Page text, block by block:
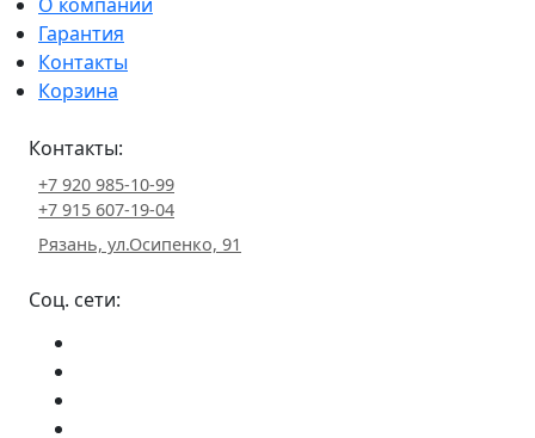
Гарантия
Контакты
Корзина
Контакты:
+7 920 985-10-99
+7 915 607-19-04
Рязань, ул.Осипенко, 91
Соц. сети: